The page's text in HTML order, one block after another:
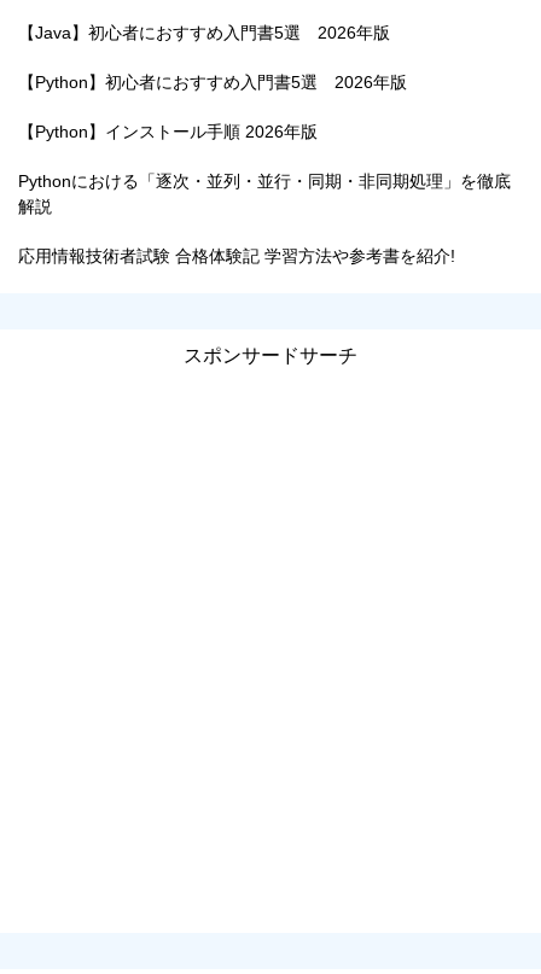
【Java】初心者におすすめ入門書5選 2026年版
【Python】初心者におすすめ入門書5選 2026年版
【Python】インストール手順 2026年版
Pythonにおける「逐次・並列・並行・同期・非同期処理」を徹底
解説
応用情報技術者試験 合格体験記 学習方法や参考書を紹介!
スポンサードサーチ